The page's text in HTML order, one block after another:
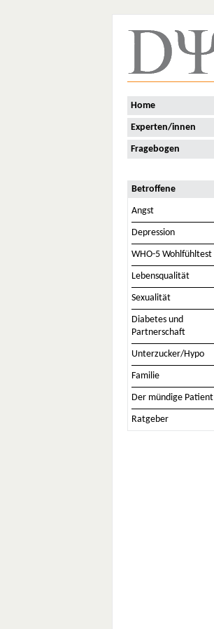
Home
Experten/innen
Fragebogen
Betroffene
Angst
Depression
WHO-5 Wohlfühltest
Lebensqualität
Sexualität
Diabetes und
Partnerschaft
Unterzucker/Hypo
Familie
Der mündige Patient
Ratgeber